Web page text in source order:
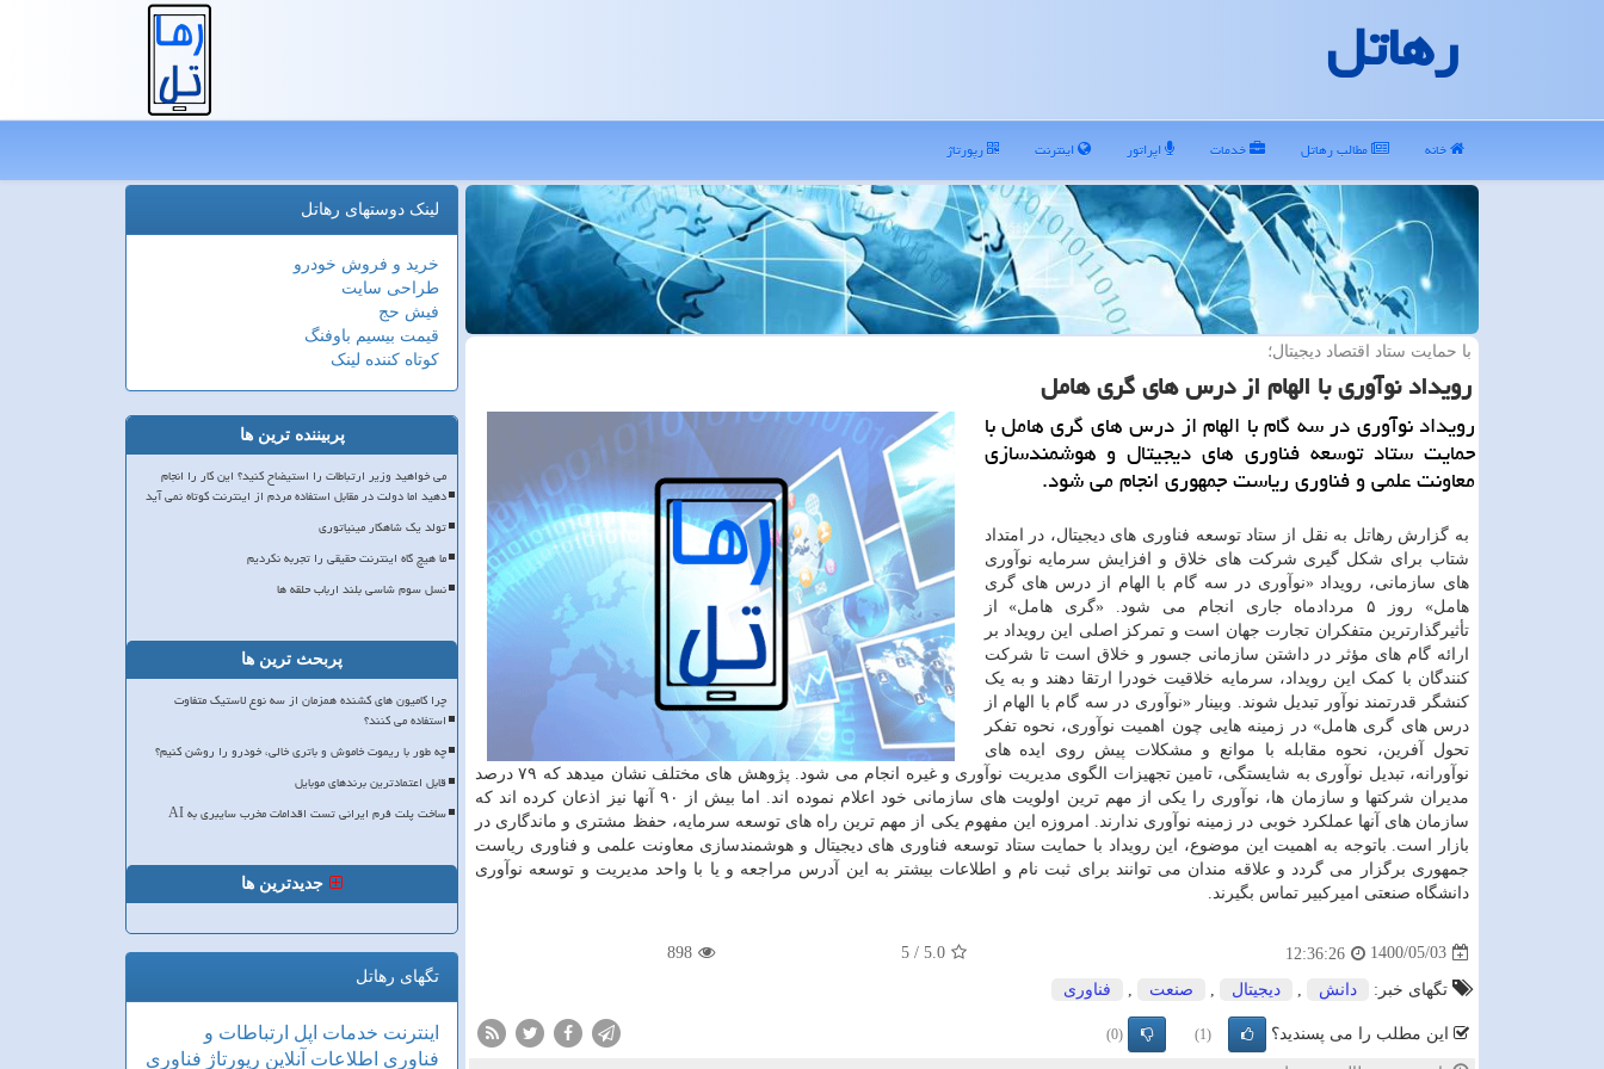
رهاتل
خانه مطالب رهاتل خدمات اپراتور اینترنت رپورتاژ
با حمایت ستاد اقتصاد دیجیتال؛
رویداد نوآوری با الهام از درس های گری هامل
رویداد نوآوری در سه گام با الهام از درس های گری هامل با
حمایت ستاد توسعه فناوری های دیجیتال و هوشمندسازی
معاونت علمی و فناوری ریاست جمهوری انجام می شود.
به گزارش رهاتل به نقل از ستاد توسعه فناوری های دیجیتال، در امتداد
شتاب برای شکل گیری شرکت های خلاق و افزایش سرمایه نوآوری
های سازمانی، رویداد «نوآوری در سه گام با الهام از درس های گری
هامل» روز ۵ مردادماه جاری انجام می شود. «گری هامل» از
تأثیرگذارترین متفکران تجارت جهان است و تمرکز اصلی این رویداد بر
ارائه گام های مؤثر در داشتن سازمانی جسور و خلاق است تا شرکت
کنندگان با کمک این رویداد، سرمایه خلاقیت خودرا ارتقا دهند و به یک
کنشگر قدرتمند نوآور تبدیل شوند. وبینار «نوآوری در سه گام با الهام از
درس های گری هامل» در زمینه هایی چون اهمیت نوآوری، نحوه تفکر
تحول آفرین، نحوه مقابله با موانع و مشکلات پیش روی ایده های
نوآورانه، تبدیل نوآوری به شایستگی، تامین تجهیزات الگوی مدیریت نوآوری و غیره انجام می شود. پژوهش های مختلف نشان میدهد که ۷۹ درصد
مدیران شرکتها و سازمان ها، نوآوری را یکی از مهم ترین اولویت های سازمانی خود اعلام نموده اند. اما بیش از ۹۰ آنها نیز اذعان کرده اند که
سازمان های آنها عملکرد خوبی در زمینه نوآوری ندارند. امروزه این مفهوم یکی از مهم ترین راه های توسعه سرمایه، حفظ مشتری و ماندگاری در
بازار است. باتوجه به اهمیت این موضوع، این رویداد با حمایت ستاد توسعه فناوری های دیجیتال و هوشمندسازی معاونت علمی و فناوری ریاست
جمهوری برگزار می گردد و علاقه مندان می توانند برای ثبت نام و اطلاعات بیشتر به این آدرس مراجعه و یا با واحد مدیریت و توسعه نوآوری
دانشگاه صنعتی امیرکبیر تماس بگیرند.
1400/05/03
12:36:26
5.0
/
5
898
تگهای خبر: دانش دیجیتال صنعت فناوری
این مطلب را می پسندید؟ (1)
(0)
لینک دوستهای رهاتل
خرید و فروش خودرو
طراحی سایت
فیش حج
قیمت بیسیم باوفنگ
کوتاه کننده لینک
پربیننده ترین ها
می خواهید وزیر ارتباطات را استیضاح کنید؟ این کار را انجام
دهید اما دولت در مقابل استفاده مردم از اینترنت کوتاه نمی آید
تولد یک شاهکار مینیاتوری
ما هیچ گاه اینترنت حقیقی را تجربه نکردیم
نسل سوم شاسی بلند ارباب حلقه ها
پربحث ترین ها
چرا کامیون های کشنده همزمان از سه نوع لاستیک متفاوت
استفاده می کنند؟
چه طور با ریموت خاموش و باتری خالی، خودرو را روشن کنیم؟
قابل اعتمادترین برندهای موبایل
ساخت پلت فرم ایرانی تست اقدامات مخرب سایبری به AI
جدیدترین ها
تگهای رهاتل
اینترنت خدمات اپل ارتباطات و
فناوری اطلاعات آنلاین رپورتاژ فناوری